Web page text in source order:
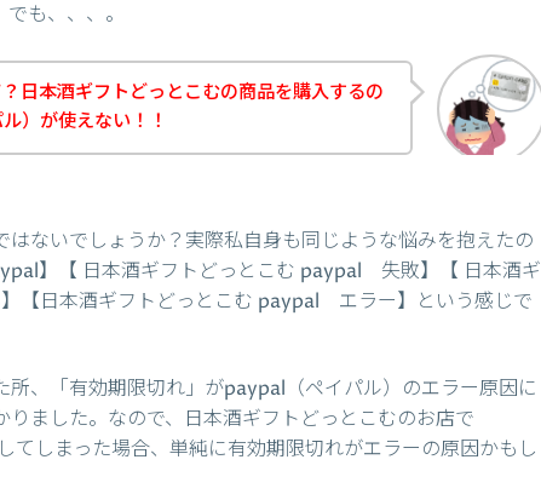
も、、、。
日本酒ギフトどっとこむの商品を購入するの
）が使えない！！
はないでしょうか？実際私自身も同じような悩みを抱えたの
】【 日本酒ギフトどっとこむ paypal 失敗】【 日本酒ギ
【日本酒ギフトどっとこむ paypal エラー】という感じで
所、「有効期限切れ」がpaypal（ペイパル）のエラー原因に
ました。なので、日本酒ギフトどっとこむのお店で
てしまった場合、単純に有効期限切れがエラーの原因かもし